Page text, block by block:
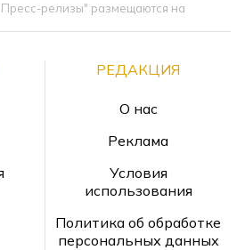
релизы" размещаются на
РЕДАКЦИЯ
О нас
Реклама
Условия
использования
Политика об обработке
персональных данных